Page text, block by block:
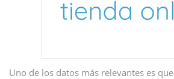
Uno de los datos más relevantes es que